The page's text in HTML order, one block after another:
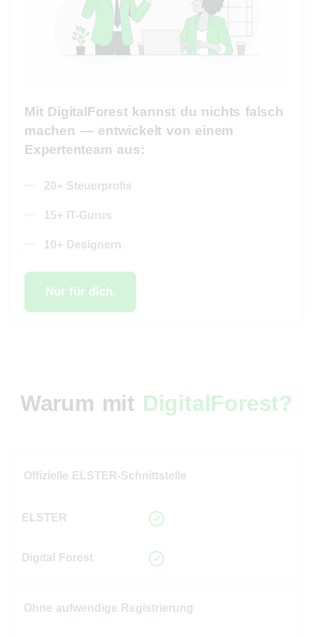
Mit DigitalForest kannst du nichts falsch
machen — entwickelt von einem
Expertenteam aus:
20+ Steuerprofis
15+ IT-Gurus
10+ Designern
Nur für dich.
Warum mit DigitalForest?
Offizielle ELSTER-Schnittstelle
Ohne aufwendige Registrierung